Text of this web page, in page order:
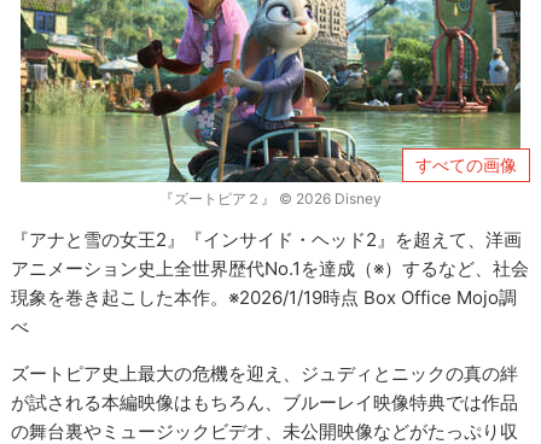
すべての画像
『ズートピア２』 © 2026 Disney
『アナと雪の女王2』『インサイド・ヘッド2』を超えて、洋画
アニメーション史上全世界歴代No.1を達成（※）するなど、社会
現象を巻き起こした本作。※2026/1/19時点 Box Office Mojo調
べ
ズートピア史上最大の危機を迎え、ジュディとニックの真の絆
が試される本編映像はもちろん、ブルーレイ映像特典では作品
の舞台裏やミュージックビデオ、未公開映像などがたっぷり収